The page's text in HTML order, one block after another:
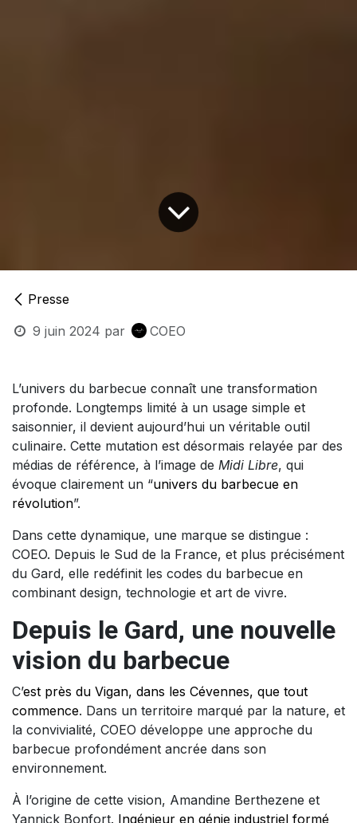
Presse
9 juin 2024 par COEO
L’univers du barbecue connaît une transformation
profonde. Longtemps limité à un usage simple et
saisonnier, il devient aujourd’hui un véritable outil
culinaire. Cette mutation est désormais relayée par des
médias de référence, à l’image de Midi Libre, qui
évoque clairement un “univers du barbecue en
révolution”.
Dans cette dynamique, une marque se distingue :
COEO. Depuis le Sud de la France, et plus précisément
du Gard, elle redéfinit les codes du barbecue en
combinant design, technologie et art de vivre.
Depuis le Gard, une nouvelle
vision du barbecue
C’est près du Vigan, dans les Cévennes, que tout
commence. Dans un territoire marqué par la nature, et
la convivialité, COEO développe une approche du
barbecue profondément ancrée dans son
environnement.
À l’origine de cette vision, Amandine Berthezene et
Yannick Bonfort. Ingénieur en génie industriel formé